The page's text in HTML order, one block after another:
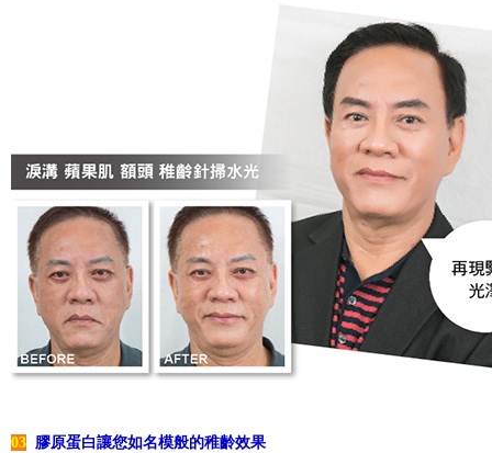
03 膠原蛋白讓您如名模般的稚齡效果